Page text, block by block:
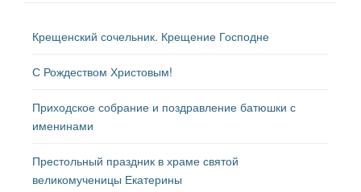
Крещенский сочельник. Крещение Господне
С Рождеством Христовым!
Приходское собрание и поздравление батюшки с
именинами
Престольный праздник в храме святой
великомученицы Екатерины